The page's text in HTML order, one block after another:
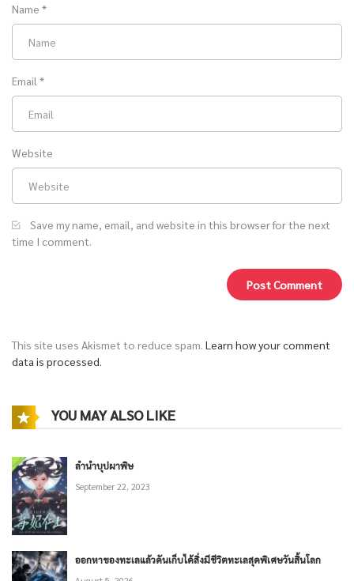
Name *
Email *
Website
Save my name, email, and website in this browser for the next
time I comment.
This site uses Akismet to reduce spam. Learn how your comment
data is processed.
YOU MAY ALSO LIKE
ลำนำบุปผาพิษ
September 22, 2023
ออกหาของทะเลแล้วดันเก็บได้สิ่งมีชีวิตทะเลสุดพิเศษวันสิ้นโลก